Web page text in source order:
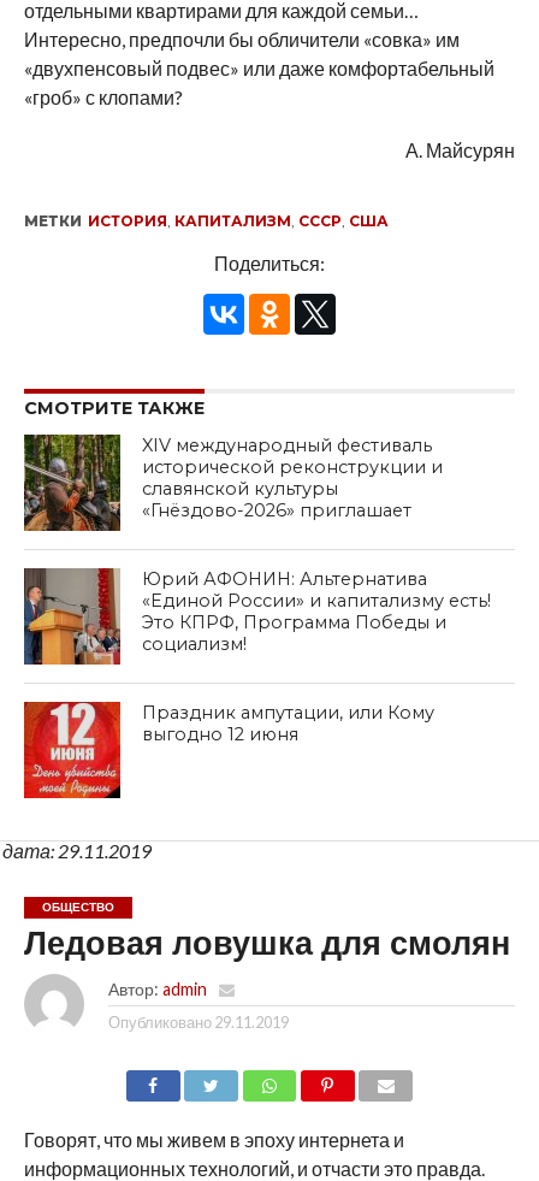
отдельными квартирами для каждой семьи…
Интересно, предпочли бы обличители «совка» им
«двухпенсовый подвес» или даже комфортабельный
«гроб» с клопами?
А. Майсурян
МЕТКИ ИСТОРИЯ КАПИТАЛИЗМ СССР США
Поделиться:
СМОТРИТЕ ТАКЖЕ
XIV международный фестиваль
исторической реконструкции и
славянской культуры
«Гнёздово-2026» приглашает
Юрий АФОНИН: Альтернатива
«Единой России» и капитализму есть!
Это КПРФ, Программа Победы и
социализм!
Праздник ампутации, или Кому
выгодно 12 июня
дата: 29.11.2019
ОБЩЕСТВО
Ледовая ловушка для смолян
Автор: admin
Опубликовано 29.11.2019
Говорят, что мы живем в эпоху интернета и
информационных технологий, и отчасти это правда.